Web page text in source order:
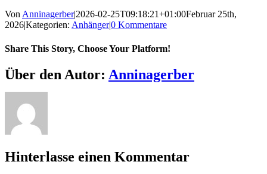
VonAnninagerber|2026-02-25T09:18:21+01:00Februar 25th,
2026|Kategorien: Anhänger|0 Kommentare
Share This Story, Choose Your Platform!
Facebook
X
Reddit
LinkedIn
Tumblr
Pinterest
Vk
E-
Mail
Über den Autor: Anninagerber
Hinterlasse einen Kommentar